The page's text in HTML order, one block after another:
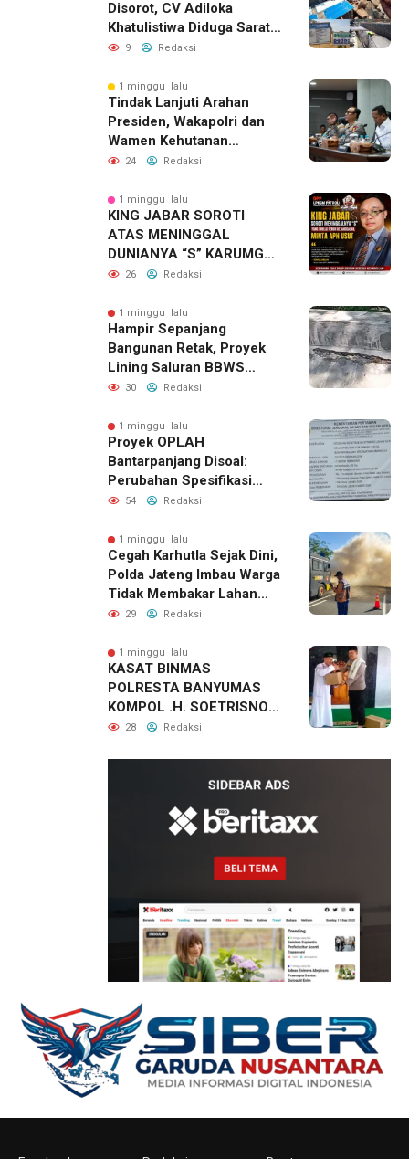
Disorot, CV Adiloka
Khatulistiwa Diduga Sarat
Korupsi
9 Redaksi
1 minggu lalu
Tindak Lanjuti Arahan
Presiden, Wakapolri dan
Wamen Kehutanan
Konsolidasikan Langkah
dan Karhutla
24 Redaksi
1 minggu lalu
KING JABAR SOROTI
ATAS MENINGGAL
DUNIANYA “S” KARUMGA
EKS JAMPIDSUS.
26 Redaksi
1 minggu lalu
Hampir Sepanjang
Bangunan Retak, Proyek
Lining Saluran BBWS
Citanduy di Desa Bumireja
30 Redaksi
1 minggu lalu
Proyek OPLAH
Bantarpanjang Disoal:
Perubahan Spesifikasi
Saluran Irigasi Diduga
54 Redaksi
1 minggu lalu
Cegah Karhutla Sejak Dini,
Polda Jateng Imbau Warga
Tidak Membakar Lahan
dan Segera Laporkan Titik
29 Redaksi
1 minggu lalu
KASAT BINMAS
POLRESTA BANYUMAS
KOMPOL .H. SOETRISNO.
SH. MH KHOTBAH JUM’AT
IKHLAASH
28 Redaksi